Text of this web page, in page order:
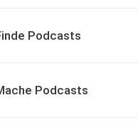
Podcasts
Podcasts